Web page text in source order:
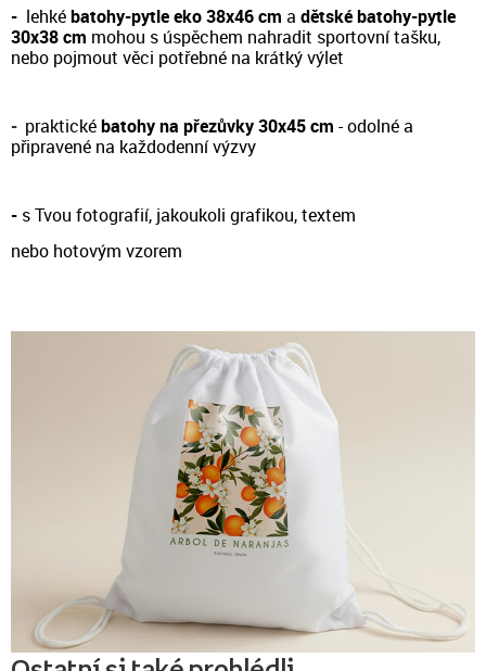
- lehkébatohy-pytle eko 38x46 cm a dětské batohy-pytle
30x38 cm mohou s úspěchem nahradit sportovní tašku,
nebo pojmout věci potřebné na krátký výlet
- praktickébatohy na přezůvky 30x45 cm - odolné a
připravené na každodenní výzvy
- s Tvou fotografií, jakoukoli grafikou, textem
nebo hotovým vzorem